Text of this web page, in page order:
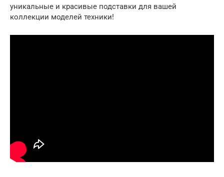
уникальные и красивые подставки для вашей
коллекции моделей техники!